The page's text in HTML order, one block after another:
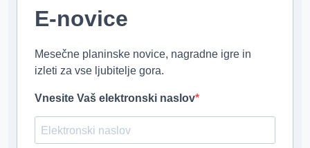
E-novice
Mesečne planinske novice, nagradne igre in
izleti za vse ljubitelje gora.
Vnesite Vaš elektronski naslov